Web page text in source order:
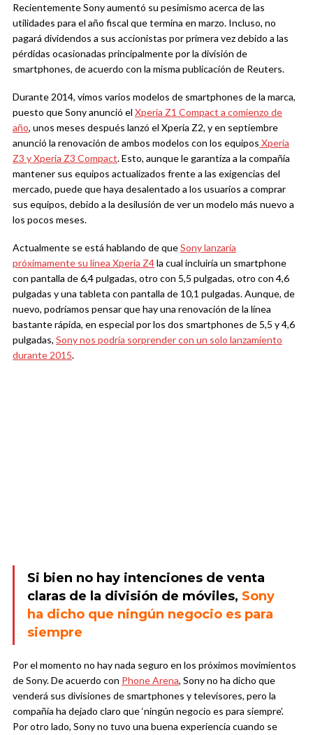
Recientemente Sony aumentó su pesimismo acerca de las
utilidades para el año fiscal que termina en marzo. Incluso, no
pagará dividendos a sus accionistas por primera vez debido a las
pérdidas ocasionadas principalmente por la división de
smartphones, de acuerdo con la misma publicación de Reuters.
Durante 2014, vimos varios modelos de smartphones de la marca,
puesto que Sony anunció el Xperia Z1 Compact a comienzo de
año, unos meses después lanzó el Xperia Z2, y en septiembre
anunció la renovación de ambos modelos con los equipos Xperia
Z3 y Xperia Z3 Compact. Esto, aunque le garantiza a la compañía
mantener sus equipos actualizados frente a las exigencias del
mercado, puede que haya desalentado a los usuarios a comprar
sus equipos, debido a la desilusión de ver un modelo más nuevo a
los pocos meses.
Actualmente se está hablando de queSony lanzaría
próximamente su línea Xperia Z4la cual incluiría un smartphone
con pantalla de 6,4 pulgadas, otro con 5,5 pulgadas, otro con 4,6
pulgadas y una tableta con pantalla de 10,1 pulgadas. Aunque, de
nuevo, podríamos pensar que hay una renovación de la línea
bastante rápida, en especial por los dos smartphones de 5,5 y 4,6
pulgadas, Sony nos podría sorprender con un solo lanzamiento
durante 2015.
Si bien no hay intenciones de venta
claras de la división de móviles, Sony
ha dicho que ningún negocio es para
siempre
Por el momento no hay nada seguro en los próximos movimientos
de Sony. De acuerdo con Phone Arena, Sony no ha dicho que
venderá sus divisiones de smartphones y televisores, pero la
compañía ha dejado claro que ‘ningún negocio es para siempre’.
Por otro lado, Sony no tuvo una buena experiencia cuando se